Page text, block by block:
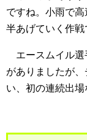
ですね。小雨で
半あげていく作戦
エースムイル選
がありましたが
い、初の連続出場